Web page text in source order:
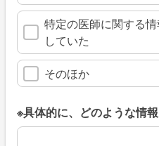
特定の医師に関する
していた
そのほか
※具体的に、どのような情
※具体的に、どのような情報